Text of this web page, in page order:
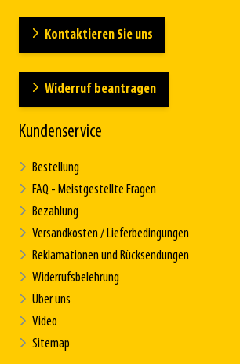
Kontaktieren Sie uns
Widerruf beantragen
Kundenservice
Bestellung
FAQ - Meistgestellte Fragen
Bezahlung
Versandkosten / Lieferbedingungen
Reklamationen und Rücksendungen
Widerrufsbelehrung
Über uns
Video
Sitemap